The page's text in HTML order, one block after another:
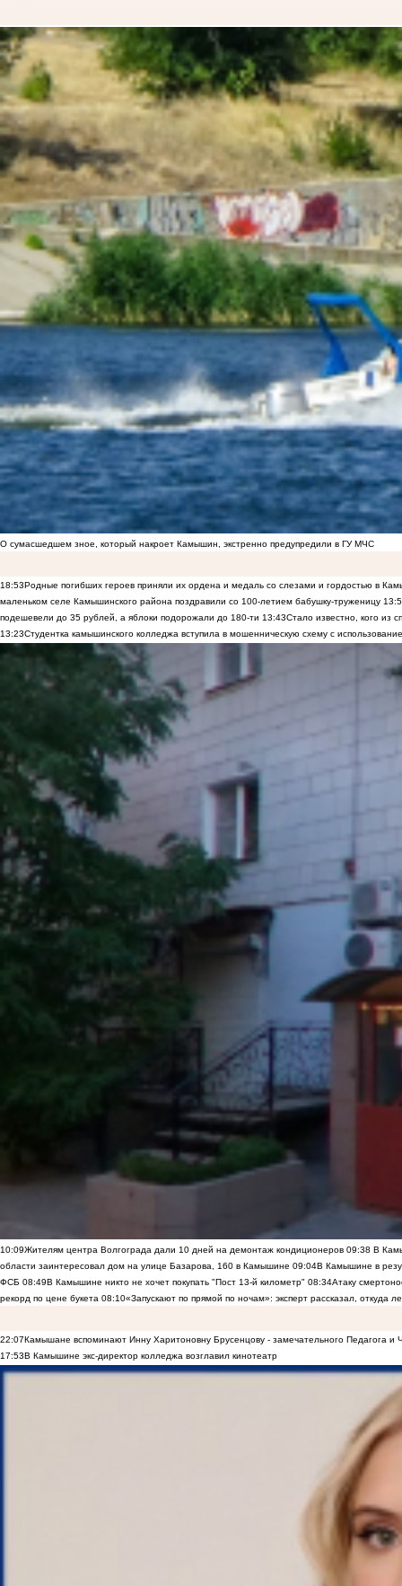
О сумасшедшем зное, который накроет Камышин, экстренно предупредили в ГУ МЧС
18:53Родные погибших героев приняли их ордена и медаль со слезами и гордостью в
маленьком селе Камышинского района поздравили со 100-летием бабушку-труженицу
подешевели до 35 рублей, а яблоки подорожали до 180-ти 13:43Стало известно, кого из
13:23Студентка камышинского колледжа вступила в мошенническую схему с
10:09Жителям центра Волгограда дали 10 дней на демонтаж кондиционеров 09:38 В
области заинтересовал дом на улице Базарова, 160 в Камышине 09:04В Камышине в
ФСБ 08:49В Камышине никто не хочет покупать "Пост 13-й километр" 08:34Атаку
рекорд по цене букета 08:10«Запускают по прямой по ночам»: эксперт рассказал, откуда
22:07Камышане вспоминают Инну Харитоновну Брусенцову - замечательного Педагога и
17:53В Камышине экс-директор колледжа возглавил кинотеатр